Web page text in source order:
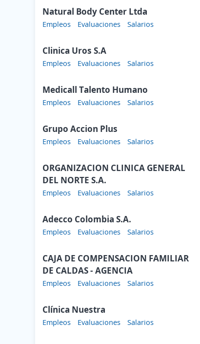
Natural Body Center Ltda
Empleos Evaluaciones Salarios
Clinica Uros S.A
Empleos Evaluaciones Salarios
Medicall Talento Humano
Empleos Evaluaciones Salarios
Grupo Accion Plus
Empleos Evaluaciones Salarios
ORGANIZACION CLINICA GENERAL
DEL NORTE S.A.
Empleos Evaluaciones Salarios
Adecco Colombia S.A.
Empleos Evaluaciones Salarios
CAJA DE COMPENSACION FAMILIAR
DE CALDAS - AGENCIA
Empleos Evaluaciones Salarios
Clínica Nuestra
Empleos Evaluaciones Salarios